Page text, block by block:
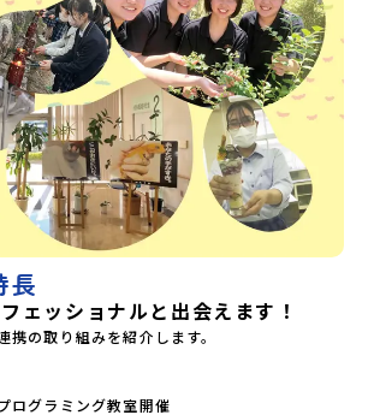
長
ェッショナルと出会えます！
携の取り組みを紹介します。
ログラミング教室開催